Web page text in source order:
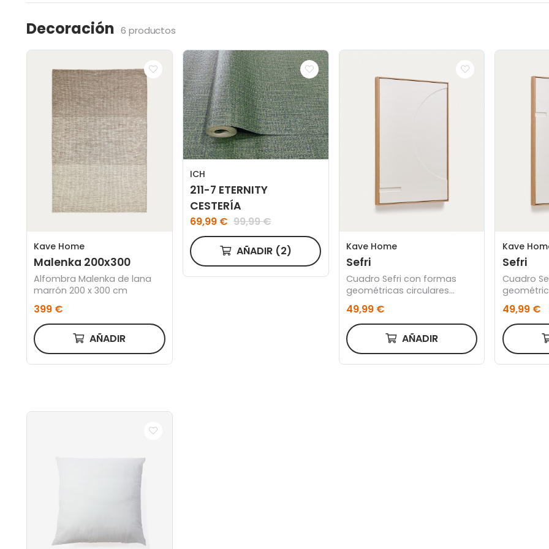
Decoración 6 productos
Kave Home
Malenka 200x300
Alfombra Malenka de lana
marrón 200 x 300 cm
399 €
AÑADIR
ICH
211-7 ETERNITY
CESTERÍA
69,99 € 99,99 €
AÑADIR (2) Kave Home
Sefri
Cuadro Sefri con formas
geométricas circulares
blanco 60 x 90 cm
49,99 €
AÑADIR
Kave
Sefri
Cuadro
60 x 90
49,99 €